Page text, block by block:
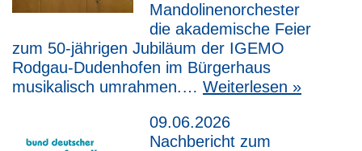
Mandolinenorchester
die akademische Feier
zum 50-jährigen Jubiläum der IGEMO
Rodgau-Dudenhofen im Bürgerhaus
musikalisch umrahmen.… Weiterlesen »
09.06.2026
Nachbericht zum